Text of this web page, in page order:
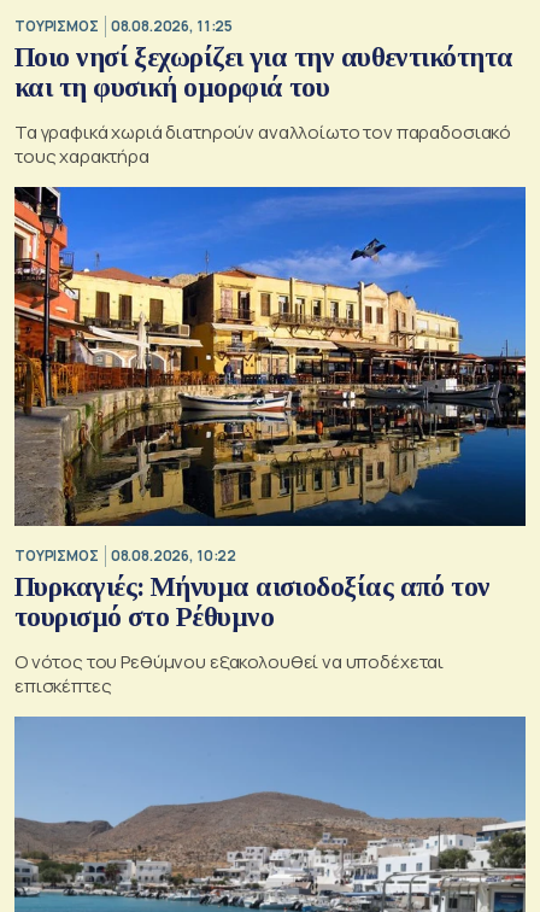
ΤΟΥΡΙΣΜΟΣ 08.08.2026, 11:25
Ποιο νησί ξεχωρίζει για την αυθεντικότητα
και τη φυσική ομορφιά του
Τα γραφικά χωριά διατηρούν αναλλοίωτο τον παραδοσιακό
τους χαρακτήρα
ΤΟΥΡΙΣΜΟΣ 08.08.2026, 10:22
Πυρκαγιές: Μήνυμα αισιοδοξίας από τον
τουρισμό στο Ρέθυμνο
Ο νότος του Ρεθύμνου εξακολουθεί να υποδέχεται
επισκέπτες